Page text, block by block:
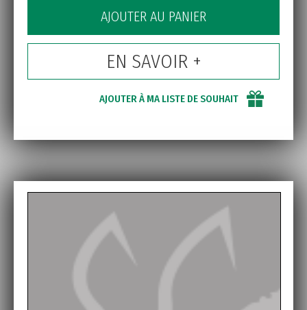
AJOUTER AU PANIER
EN SAVOIR +
AJOUTER À MA LISTE DE SOUHAIT